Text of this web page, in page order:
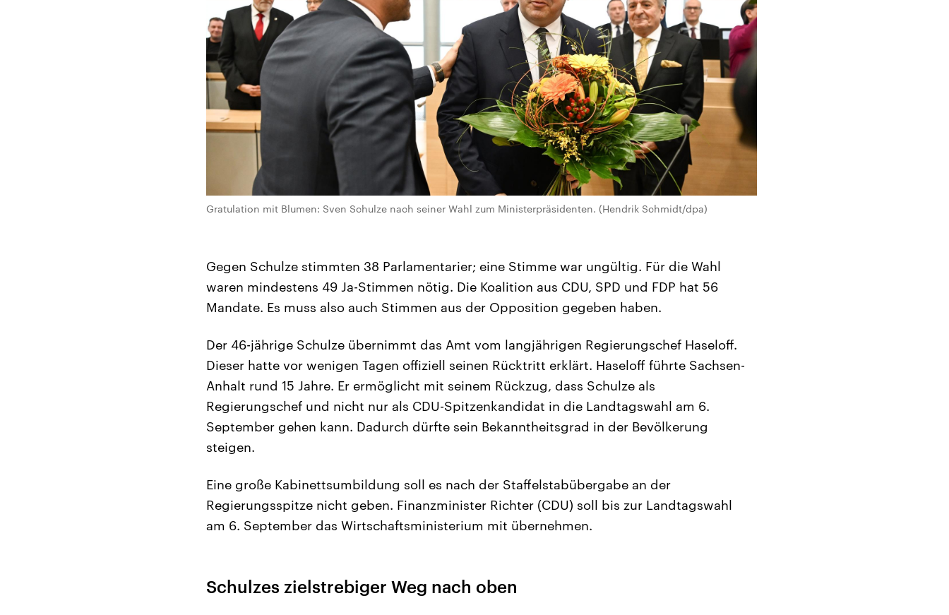
Gratulation mit Blumen: Sven Schulze nach seiner Wahl zum Ministerpräsidenten. (Hendrik Schmidt/dpa)
Gegen Schulze stimmten 38 Parlamentarier; eine Stimme war ungültig. Für die Wahl
waren mindestens 49 Ja-Stimmen nötig. Die Koalition aus CDU, SPD und FDP hat 56
Mandate. Es muss also auch Stimmen aus der Opposition gegeben haben.
Der 46-jährige Schulze übernimmt das Amt vom langjährigen Regierungschef Haseloff.
Dieser hatte vor wenigen Tagen offiziell seinen Rücktritt erklärt. Haseloff führte Sachsen-
Anhalt rund 15 Jahre. Er ermöglicht mit seinem Rückzug, dass Schulze als
Regierungschef und nicht nur als CDU-Spitzenkandidat in die Landtagswahl am 6.
September gehen kann. Dadurch dürfte sein Bekanntheitsgrad in der Bevölkerung
steigen.
Eine große Kabinettsumbildung soll es nach der Staffelstabübergabe an der
Regierungsspitze nicht geben. Finanzminister Richter (CDU) soll bis zur Landtagswahl
am 6. September das Wirtschaftsministerium mit übernehmen.
Schulzes zielstrebiger Weg nach oben